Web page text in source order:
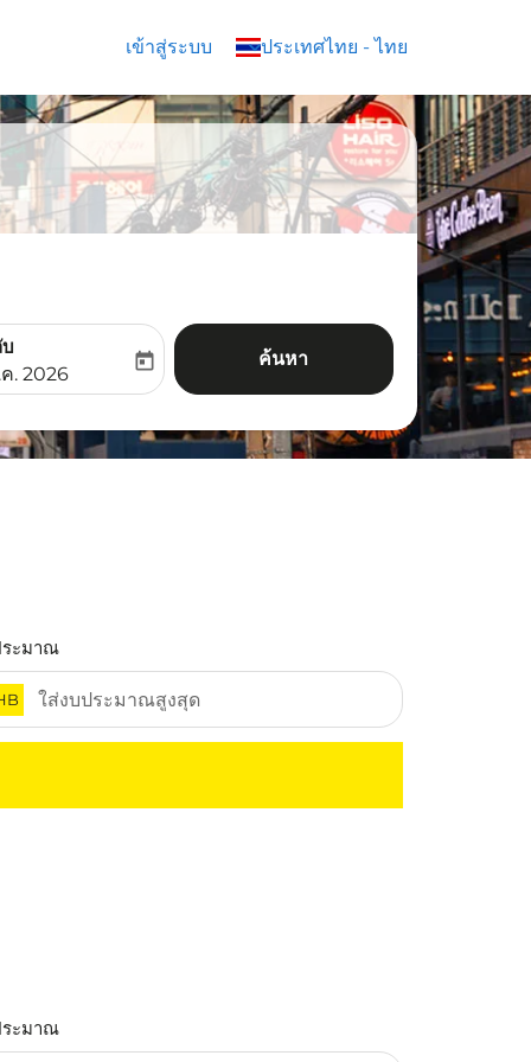
เข้าสู่ระบบ ประเทศไทย - ไทย
keyboard_arrow_down
labelreturn-date-aria-label
. 2026
today ค้นหา
ะมาณ
ะมาณ